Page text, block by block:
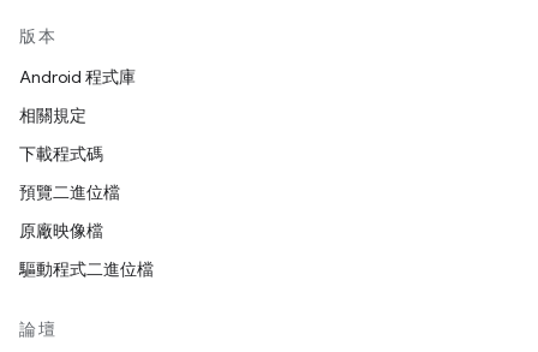
版本
Android 程式庫
相關規定
下載程式碼
預覽二進位檔
原廠映像檔
驅動程式二進位檔
論壇